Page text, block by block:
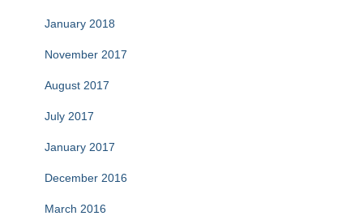
January 2018
November 2017
August 2017
July 2017
January 2017
December 2016
March 2016